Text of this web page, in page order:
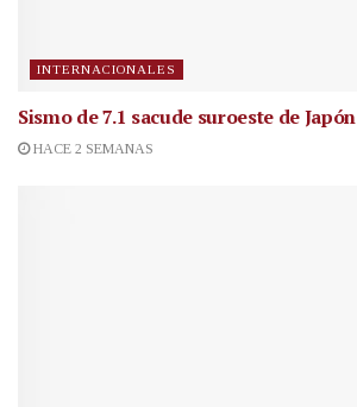
INTERNACIONALES
Sismo de 7.1 sacude suroeste de Japón
HACE 2 SEMANAS